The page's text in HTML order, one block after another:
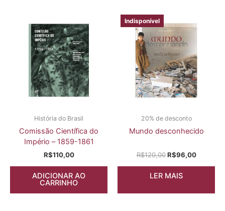
História do Brasil
Comissão Científica do
Império – 1859-1861
R$110,00
ADICIONAR AO
CARRINHO
Indisponível
20% de desconto
Mundo desconhecido
R$120,00 R$96,00
LER MAIS